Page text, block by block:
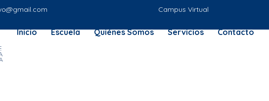
Campus Virtual
Inicio Escuela Quiénes Somos Servicios Contacto